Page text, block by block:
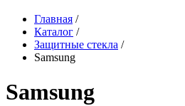
Главная /
Каталог /
Защитные стекла /
Samsung
Samsung